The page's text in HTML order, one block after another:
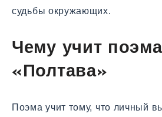
судьбы окружающих.
Чему учит поэма
«Полтава»
Поэма учит тому, что личный